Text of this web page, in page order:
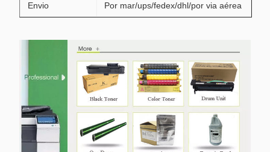
Envio Por mar/ups/fedex/dhl/por via aérea